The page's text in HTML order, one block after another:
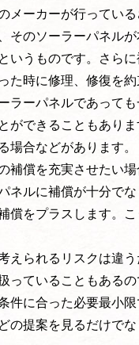
メーカーが行ってい
そのソーラーパネル
いうものです。さら
た時に修理、修復を約
ラーパネルであって
ができることもあり
場合などがあります。
補償を充実させたい
ネルに補償が十分で
償をプラスします。
えられるリスクは違
っていることもある
件に合った必要最小
の提案を見るだけで